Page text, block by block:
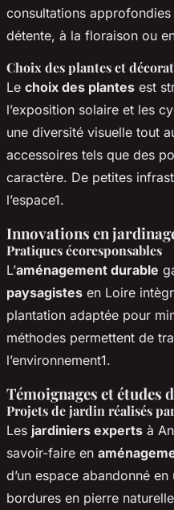
consultations
détente, à la floraison ou
Choix des plantes et
Le choix des plantes est
l’exposition solaire et les
une diversité visuelle tout
accessoires tels que des
caractère. De petites
l’espace1.
Innovations en
Pratiques écoresponsables
L’aménagement durable
paysagistes en Loire
plantation adaptée pour
méthodes permettent de
l’environnement1.
Témoignages et études
Projets de jardin réalisés
Les jardiniers experts à
savoir-faire en
d’un espace abandonné
bordures en pierre